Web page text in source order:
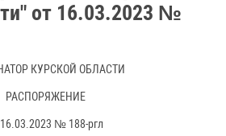
от 16.03.2023 №
КУРСКОЙ ОБЛАСТИ
РАСПОРЯЖЕНИЕ
№ 188-ргл